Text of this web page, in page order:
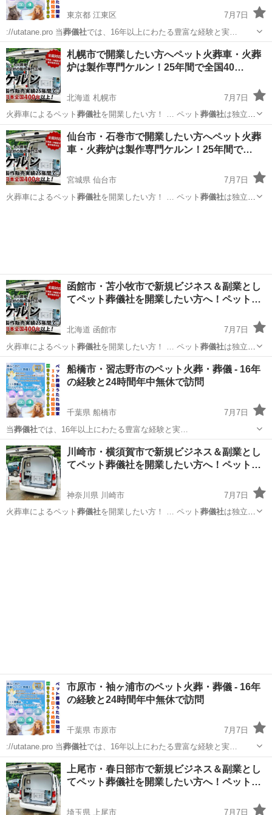
東京都 江東区
7月7日
://utatane.pro 当葬儀社では、16年以上にわたる豊富な経験と実…
東京 江東区 ペット
札幌市で開業したい方へペット火葬車・火葬
炉は製作専門ケルン！25年間で全国40…
北海道 札幌市
7月7日
火葬車によるペット 葬儀社 を開業したい方！ … ペット 葬儀社は独立・
起業をする… ト火葬車を使用した葬儀社開業をしたい方はお…
北海道 札幌市 ペット 葬儀社
仙台市・石巻市で開業したい方へペット火葬
車・火葬炉は製作専門ケルン！25年間で…
宮城県 仙台市
7月7日
火葬車によるペット 葬儀社 を開業したい方！ … ペット 葬儀社は独立・
函館市・苫小牧市で新規ビジネス＆副業とし
てペット葬儀社を開業したい方へ！ペット…
北海道 函館市
7月7日
火葬車によるペット 葬儀社 を開業したい方！ … ペット 葬儀社は独立・
起業をする… す。 ペット葬儀社開業サポートとして… ジネスとして
ペット葬儀社を開業し、ペット火… ト火葬車を使用した 葬儀社開業を
したい方はお…
北海道 函館市 ペットサービス 葬儀社
船橋市・習志野市のペット火葬・葬儀 - 16年
の経験と24時間年中無休で訪問
千葉県 船橋市
7月7日
当葬儀社では、16年以上にわたる豊富な経験と実…
千葉 船橋市 ペットサービス 小動物
川崎市・横須賀市で新規ビジネス＆副業とし
てペット葬儀社を開業したい方へ！ペット…
神奈川県 川崎市
7月7日
火葬車によるペット 葬儀社 を開業したい方！ … ペット 葬儀社は独立・
市原市・袖ヶ浦市のペット火葬・葬儀 - 16年
の経験と24時間年中無休で訪問
千葉県 市原市
7月7日
://utatane.pro 当葬儀社では、16年以上にわたる豊富な経験と実…
千葉 市原市 ペット
上尾市・春日部市で新規ビジネス＆副業とし
てペット葬儀社を開業したい方へ！ペット…
埼玉県 上尾市 7月7日